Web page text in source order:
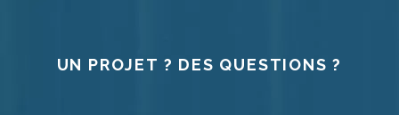
UN PROJET ? DES QUESTIONS ?